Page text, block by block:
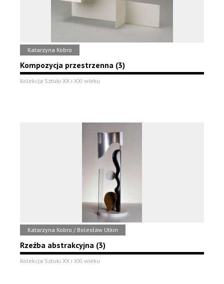
Katarzyna Kobro
Kompozycja przestrzenna (3)
Kolekcja Sztuki XX i XXI wieku
Katarzyna Kobro / Bolesław Utkin
Rzeźba abstrakcyjna (3)
Kolekcja Sztuki XX i XXI wieku